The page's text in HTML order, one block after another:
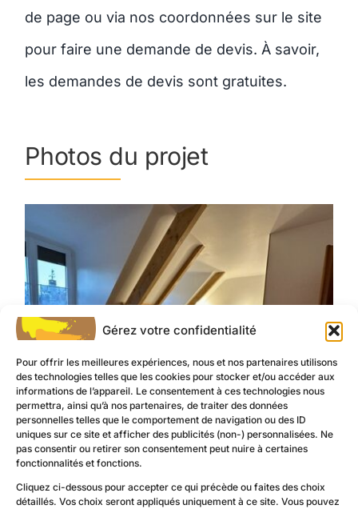
Gérez votre confidentialité
Pour offrir les meilleures expériences, nous et nos partenaires utilisons
des technologies telles que les cookies pour stocker et/ou accéder aux
informations de l’appareil. Le consentement à ces technologies nous
permettra, ainsi qu’à nos partenaires, de traiter des données
personnelles telles que le comportement de navigation ou des ID
uniques sur ce site et afficher des publicités (non-) personnalisées. Ne
pas consentir ou retirer son consentement peut nuire à certaines
fonctionnalités et fonctions.
Cliquez ci-dessous pour accepter ce qui précède ou faites des choix
détaillés. Vos choix seront appliqués uniquement à ce site. Vous pouvez
de page ou via nos coordonnées sur le site
pour faire une demande de devis. À savoir,
les demandes de devis sont gratuites.
Photos du projet